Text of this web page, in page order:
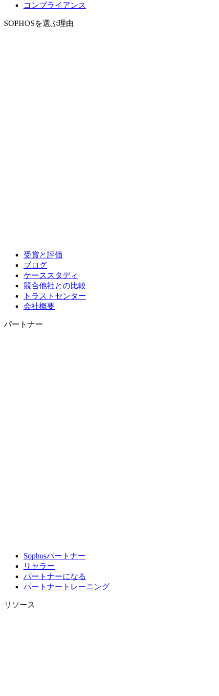
コンプライアンス
SOPHOSを選ぶ理由
受賞と評価
ブログ
ケーススタディ
競合他社との比較
トラストセンター
会社概要
パートナー
Sophosパートナー
リセラー
パートナーになる
パートナートレーニング
リソース